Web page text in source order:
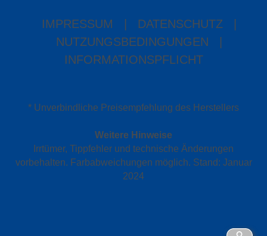
IMPRESSUM DATENSCHUTZ
NUTZUNGSBEDINGUNGEN
INFORMATIONSPFLICHT
* Unverbindliche Preisempfehlung des Herstellers
Weitere Hinweise
Irrtümer, Tippfehler und technische Änderungen
vorbehalten. Farbabweichungen möglich. Stand: Januar
2024